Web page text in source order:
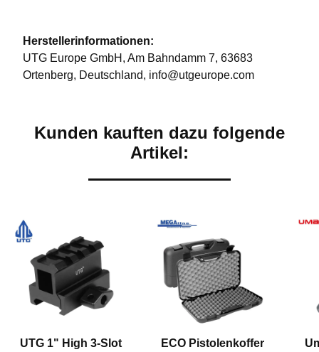
Herstellerinformationen:
UTG Europe GmbH, Am Bahndamm 7, 63683
Ortenberg, Deutschland, info@utgeurope.com
Kunden kauften dazu folgende
Artikel:
UTG 1" High 3-Slot
ECO Pistolenkoffer